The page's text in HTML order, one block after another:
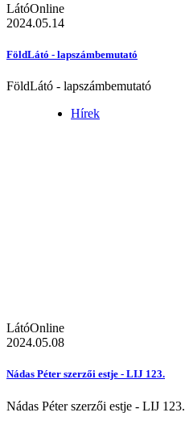
LátóOnline
2024.05.14
FöldLátó - lapszámbemutató
FöldLátó - lapszámbemutató
Hírek
LátóOnline
2024.05.08
Nádas Péter szerzői estje - LIJ 123.
Nádas Péter szerzői estje - LIJ 123.